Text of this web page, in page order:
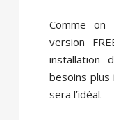
Comme
version
installation
besoins
sera l’idéal.